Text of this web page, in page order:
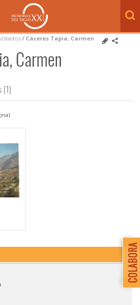
/ Cáceres Tapia, Carmen
Carmen
(1)